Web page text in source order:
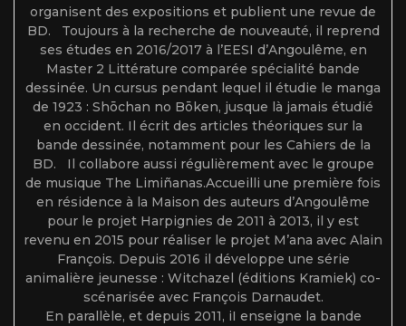
organisent des expositions et publient une revue de
BD. Toujours à la recherche de nouveauté, il reprend
ses études en 2016/2017 à l’EESI d’Angoulême, en
Master 2 Littérature comparée spécialité bande
dessinée. Un cursus pendant lequel il étudie le manga
de 1923 : Shōchan no Bōken, jusque là jamais étudié
en occident. Il écrit des articles théoriques sur la
bande dessinée, notamment pour les Cahiers de la
BD. Il collabore aussi régulièrement avec le groupe
de musique The Limiñanas.Accueilli une première fois
en résidence à la Maison des auteurs d’Angoulême
pour le projet Harpignies de 2011 à 2013, il y est
revenu en 2015 pour réaliser le projet M’ana avec Alain
François. Depuis 2016 il développe une série
animalière jeunesse : Witchazel (éditions Kramiek) co-
scénarisée avec François Darnaudet.
En parallèle, et depuis 2011, iI enseigne la bande